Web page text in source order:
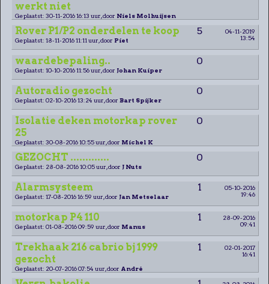
werkt niet
Geplaatst: 30-11-2016 16:13 uur, door Niels Molhuijsen
Rover P1/P2 onderdelen te koop 5
04-11-2019
13:54
Geplaatst: 18-11-2016 11:11 uur, door Piet
waardebepaling.. 0
Geplaatst: 10-10-2016 11:56 uur, door Johan Kuiper
Autoradio gezocht 0
Geplaatst: 02-10-2016 13:24 uur, door Bart Spijker
Isolatie deken motorkap rover
25
0
Geplaatst: 30-08-2016 10:55 uur, door Michel K
GEZOCHT ............. 0
Geplaatst: 28-08-2016 10:05 uur, door J Nuts
Alarmsysteem 1
05-10-2016
19:46
Geplaatst: 17-08-2016 16:59 uur, door Jan Metselaar
motorkap P4 110 1
28-09-2016
09:41
Geplaatst: 01-08-2016 09:59 uur, door Manus
Trekhaak 216 cabrio bj 1999
gezocht
1
02-01-2017
16:41
Geplaatst: 20-07-2016 07:54 uur, door André